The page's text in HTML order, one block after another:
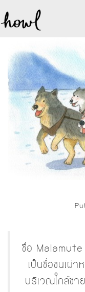
ชื่อ
เป็นชื่อชนเผ่
บริเวณใกล้ชา